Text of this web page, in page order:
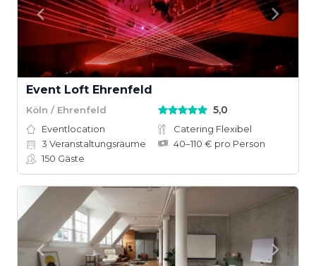
Event Loft Ehrenfeld
Köln / Ehrenfeld 5,0
Eventlocation
Catering Flexibel
3 Veranstaltungsräume
40–110 € pro Person
150 Gäste